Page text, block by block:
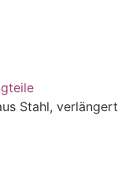
Stahl, verlängert